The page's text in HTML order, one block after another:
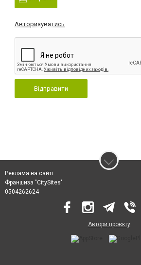
Авторизуватись
Відправити
Реклама на сайті
Франшиза "CitySites"
0504262624
Автори проєкту